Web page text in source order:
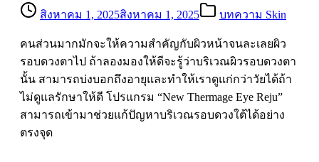
สิงหาคม 1, 2025สิงหาคม 1, 2025 บทความ Skin
คนส่วนมากมักจะให้ความสำคัญกับผิวหน้าจนละเลยผิว
รอบดวงตาไป ถ้าลองมองให้ดีจะรู้ว่าบริเวณผิวรอบดวงตา
นั้น สามารถบ่งบอกถึงอายุและทำให้เราดูแก่กว่าวัยได้ถ้า
ไม่ดูแลรักษาให้ดี โปรแกรม “New Thermage Eye Reju”
สามารถเข้ามาช่วยแก้ปัญหาบริเวณรอบดวงใต้ได้อย่าง
ตรงจุด